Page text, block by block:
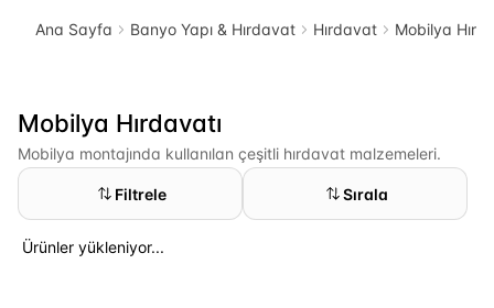
Ana Sayfa Banyo Yapı & Hırdavat Hırdavat Mobilya
Mobilya Hırdavatı
Mobilya montajında kullanılan çeşitli hırdavat malzemeleri.
Filtrele Sırala
Ürünler yükleniyor...